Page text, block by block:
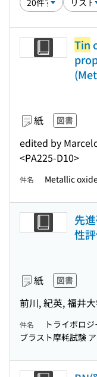
Tin
紙 図書
edited by
<PA225-D10>
件名 Metallic
先
性
紙 図書
前川, 紀英, 福井
件名 トライボロ
ブラスト摩耗試験